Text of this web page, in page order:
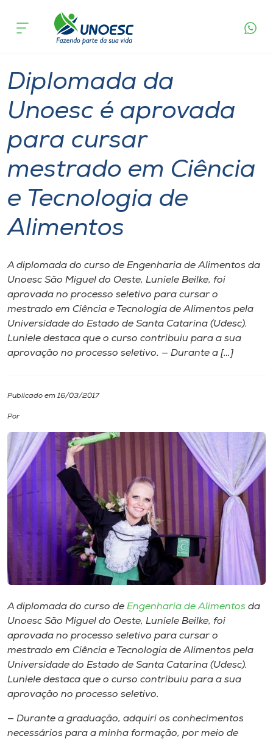
Cursos
Pesquisa
Atendimento ao Estudante
Portal de Ensino
Unoesc
Internacionalização
I.nova
Diplomados
Biblioteca
Editora
Museu
Unoesc
Store
Selecione
acontece
Diplomada da
Unoesc é aprovada
para cursar
mestrado em Ciência
e Tecnologia de
Alimentos
A diplomada do curso de Engenharia de Alimentos da
Unoesc São Miguel do Oeste, Luniele Beilke, foi
aprovada no processo seletivo para cursar o
mestrado em Ciência e Tecnologia de Alimentos pela
Universidade do Estado de Santa Catarina (Udesc).
Luniele destaca que o curso contribuiu para a sua
aprovação no processo seletivo. — Durante a […]
Publicado em 16/03/2017
Por
A diplomada do curso de Engenharia de Alimentos da
Unoesc São Miguel do Oeste, Luniele Beilke, foi
aprovada no processo seletivo para cursar o
mestrado em Ciência e Tecnologia de Alimentos pela
Universidade do Estado de Santa Catarina (Udesc).
Luniele destaca que o curso contribuiu para a sua
aprovação no processo seletivo.
— Durante a graduação, adquiri os conhecimentos
necessários para a minha formação, por meio de